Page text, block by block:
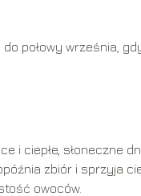
połowy września,
i ciepłe, słoneczne
opóźnia zbiór i sprzyja
owoców.